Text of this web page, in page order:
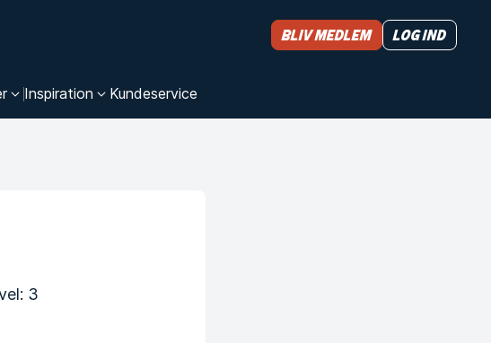
Inspiration Kundeservice
Bliv medlem Log ind
3